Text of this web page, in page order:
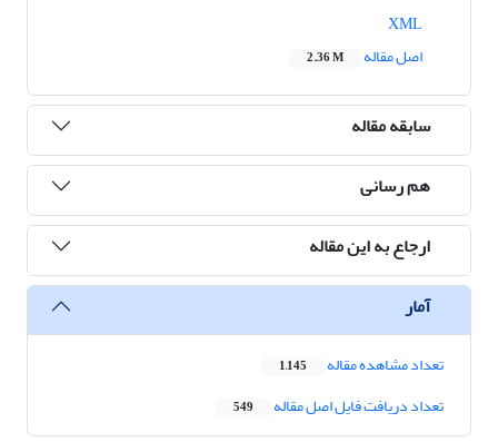
اصل مقاله
2.36 M
سابقه مقاله
هم رسانی
ارجاع به این مقاله
آمار
تعداد مشاهده مقاله 1,145
تعداد دریافت فایل اصل مقاله 549